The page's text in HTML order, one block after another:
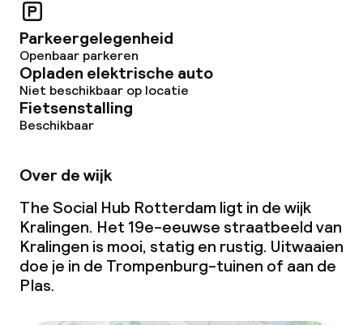
Parkeergelegenheid
Openbaar parkeren
Opladen elektrische auto
Niet beschikbaar op locatie
Fietsenstalling
Beschikbaar
Over de wijk
The Social Hub Rotterdam ligt in de wijk
Kralingen. Het 19e-eeuwse straatbeeld van
Kralingen is mooi, statig en rustig. Uitwaaien
doe je in de Trompenburg-tuinen of aan de
Plas.